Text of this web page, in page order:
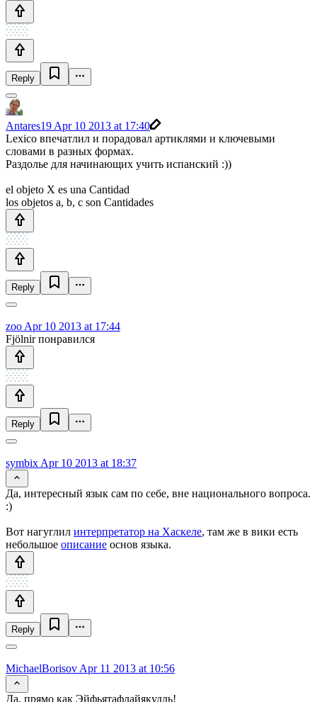
Reply
Antares19 Apr 10 2013 at 17:40
Lexico впечатлил и порадовал артиклями и ключевыми
словами в разных формах.
Раздолье для начинающих учить испанский :))
el objeto X es una Cantidad
los objetos a, b, c son Cantidades
Reply
zoo Apr 10 2013 at 17:44
Fjölnir понравился
Reply
symbix Apr 10 2013 at 18:37
Да, интересный язык сам по себе, вне национального вопроса.
:)
Вот нагуглил интерпретатор на Хаскеле, там же в вики есть
небольшое описание основ языка.
Reply
MichaelBorisov Apr 11 2013 at 10:56
Да, прямо как Эйфьятафлайякудль!